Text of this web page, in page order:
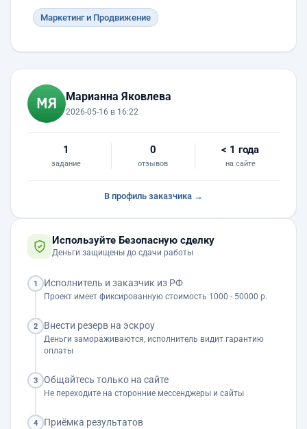
Маркетинг и Продвижение
Марианна Яковлева
2026-05-16 в 16:22
1
задание
0
отзывов
< 1 года
на сайте
В профиль заказчика →
Используйте Безопасную сделку
Деньги защищены до сдачи работы
1 Исполнитель и заказчик из РФ
Проект имеет фиксированную стоимость 1000 - 50000 р.
2 Внести резерв на эскроу
Деньги замораживаются, исполнитель видит гарантию
оплаты
3 Общайтесь только на сайте
Не переходите на сторонние мессенджеры и сайты
4 Приёмка результатов